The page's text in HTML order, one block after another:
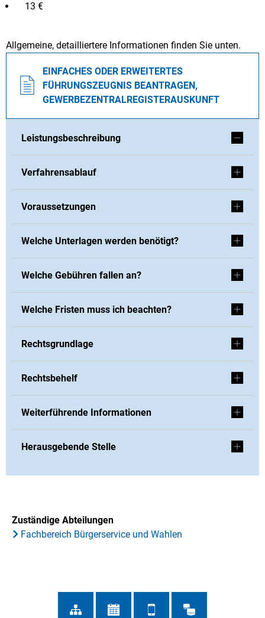
13 €
Allgemeine, detailliertere Informationen finden Sie unten.
EINFACHES ODER ERWEITERTES
FÜHRUNGSZEUGNIS BEANTRAGEN,
GEWERBEZENTRALREGISTERAUSKUNFT
Leistungsbeschreibung
Verfahrensablauf
Voraussetzungen
Welche Unterlagen werden benötigt?
Welche Gebühren fallen an?
Welche Fristen muss ich beachten?
Rechtsgrundlage
Rechtsbehelf
Weiterführende Informationen
Herausgebende Stelle
Zuständige Abteilungen
Fachbereich Bürgerservice und Wahlen